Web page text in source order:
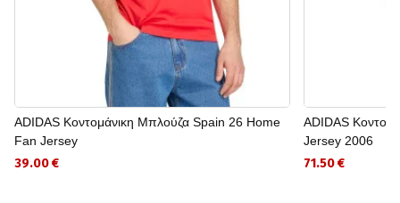
ADIDAS Κοντομάνικη Μπλούζα Spain 26 Home
Fan Jersey
39.00 €
ADIDAS
Jersey 2006
71.50 €